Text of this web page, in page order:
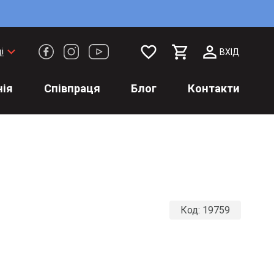
keyboard_arrow_down favorite_border ВХІД
Співпраця Блог Контакти
Код: 19759